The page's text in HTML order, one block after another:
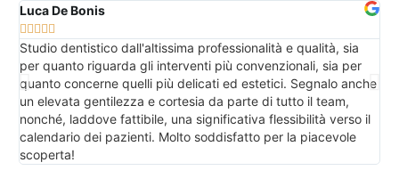
Luca De Bonis
    
Studio dentistico dall'altissima professionalità e qualità, sia
per quanto riguarda gli interventi più convenzionali, sia per
quanto concerne quelli più delicati ed estetici. Segnalo anche
un elevata gentilezza e cortesia da parte di tutto il team,
nonché, laddove fattibile, una significativa flessibilità verso il
calendario dei pazienti. Molto soddisfatto per la piacevole
scoperta!